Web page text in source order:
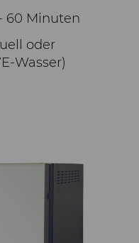
60 Minuten
oder
Wasser)